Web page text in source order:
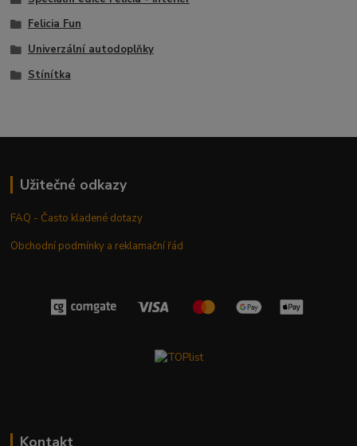
Felicia Fun
Univerzální autodoplňky
Stínítka
Užitečné odkazy
FAQ - Často kladené dotazy
Obchodní podmínky a reklamační řád
Kontakt